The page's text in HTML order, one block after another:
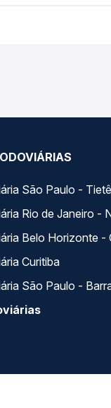
garante a melhor
São Paulo - Tietê
Rio de Janeiro -
Belo Horizonte -
Curitiba
São Paulo -